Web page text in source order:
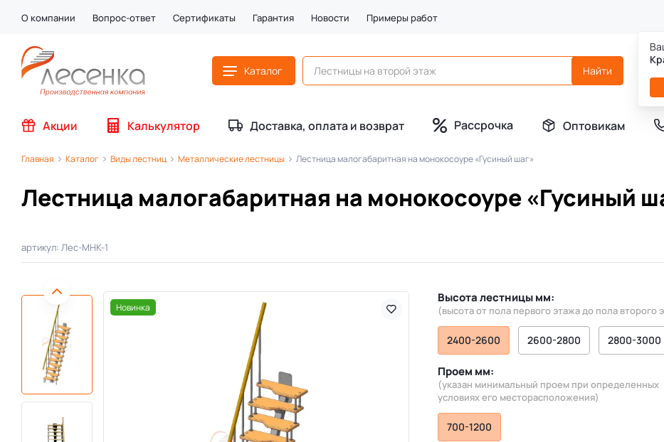
О компании Вопрос-ответ Сертификаты Гарантия Новости Примеры работ
Каталог
8
пн-
сб-
Акции Калькулятор Доставка, оплата и возврат Рассрочка Оптовикам
Главная Каталог Виды лестниц Металлические лестницы Лестница малогабаритная на монокосоуре «Гусиный шаг»
Лестница малогабаритная на монокосоуре «Гусиный
артикул: Лес-МНК-1
Новинка
Высота лестницы мм:
(высота от пола первого этажа до пола второго
2400-2600 2600-2800 2800-3000
Проем мм:
(указан минимальный проем при определенных
условиях его месторасположения)
700-1200